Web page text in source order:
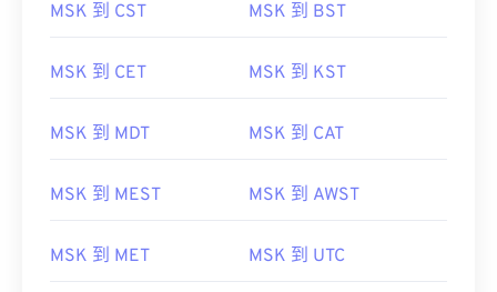
MSK 到 CST MSK 到 BST
MSK 到 CET MSK 到 KST
MSK 到 MDT MSK 到 CAT
MSK 到 MEST MSK 到 AWST
MSK 到 MET MSK 到 UTC